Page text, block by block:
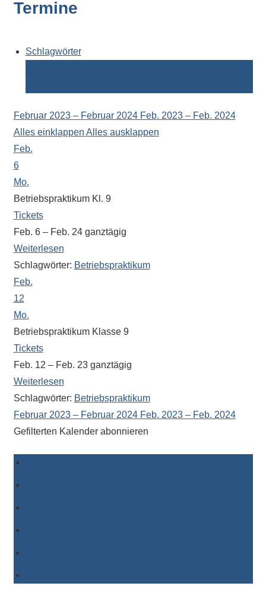
Kontaktdaten,
Zusammensetzung
oder
zur
Ausstattung
der
wir
versuchen
auf
alle
Fragen
Antworten
zu
bieten.
Daneben
gibt
es
viele
Aktivitäten
an
Schule.
Ob
oder
oder
Termine
Schlagwörter
Februar 2023 – Februar 2024 Feb. 2023 – Feb. 2024
Alles einklappen Alles ausklappen
Feb.
6
Mo.
Betriebspraktikum Kl. 9
Tickets
Feb. 6 – Feb. 24 ganztägig
Weiterlesen
Schlagwörter: Betriebspraktikum
Feb.
12
Mo.
Betriebspraktikum Klasse 9
Tickets
Feb. 12 – Feb. 23 ganztägig
Weiterlesen
Schlagwörter: Betriebspraktikum
Februar 2023 – Februar 2024 Feb. 2023 – Feb. 2024
Gefilterten Kalender abonnieren